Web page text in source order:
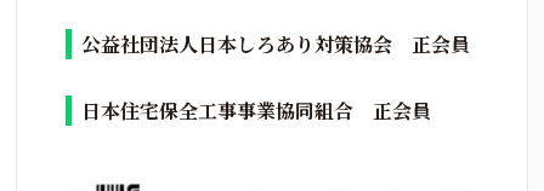
公益社団法人日本しろあり対策協会 正会員
日本住宅保全工事事業協同組合 正会員